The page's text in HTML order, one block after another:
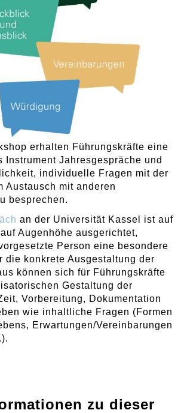
erhalten Führungskräfte eine
Instrument Jahresgespräche und
individuelle Fragen mit der
Austausch mit anderen
besprechen.
an der Universität Kassel ist auf
Augenhöhe ausgerichtet,
Person eine besondere
die konkrete Ausgestaltung der
können sich für Führungskräfte
Gestaltung der
Vorbereitung, Dokumentation
wie inhaltliche Fragen (Formen
Erwartungen/Vereinbarungen
zu dieser